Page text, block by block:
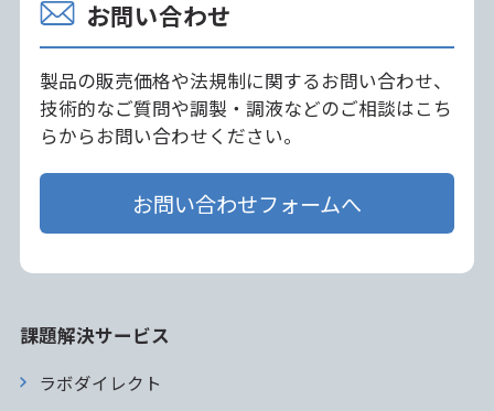
お問い合わせ
製品の販売価格や法規制に関するお問い合わせ、
技術的なご質問や調製・調液などのご相談はこち
らからお問い合わせください。
お問い合わせフォームへ
課題解決サービス
ラボダイレクト